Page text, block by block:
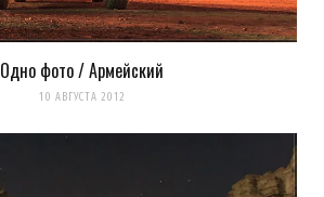
Одно фото / Армейский
10 АВГУСТА 2012